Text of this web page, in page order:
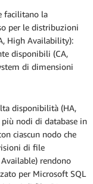
facilitano la
per le distribuzioni
High Availability):
disponibili (CA,
di dimensioni
disponibilità (HA,
nodi di database in
ciascun nodo che
di file
rendono
per Microsoft SQL